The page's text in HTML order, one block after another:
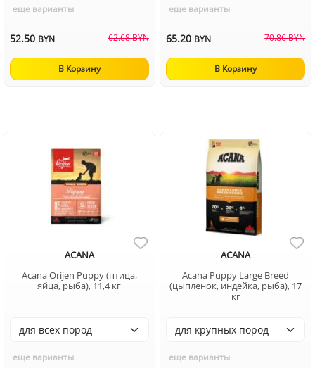
еще варианты
52.50 BYN 62.68 BYN
В Корзину
еще варианты
65.20 BYN 70.86 BYN
В Корзину
ACANA
Acana Orijen Puppy (птица,
яйца, рыба), 11,4 кг
еще варианты
ACANA
Acana Puppy Large Breed
(цыпленок, индейка, рыба), 17
кг
еще варианты